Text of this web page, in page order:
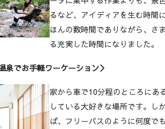
るなど、アイディアを生む時間
ほんの数時間でありながら、さ
る充実した時間になりました。
泉でお手軽ワーケーション＞
家から車で10分程のところにあ
している大好きな場所です。し
ば、フリーパスのように何度で